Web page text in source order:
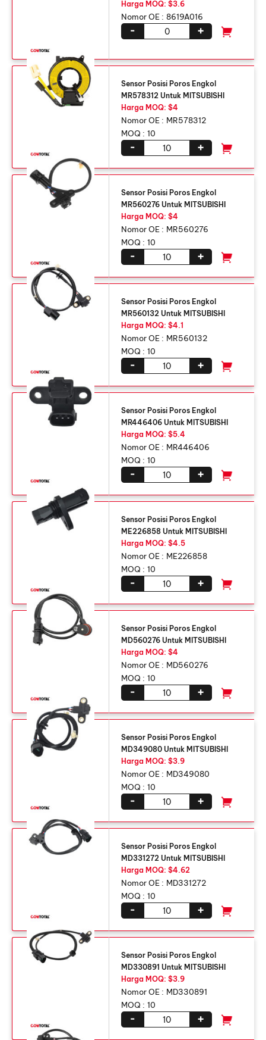
Harga MOQ: $3.6
Nomor OE : 8619A016
+
-
Sensor Posisi Poros Engkol
MR578312 Untuk MITSUBISHI
Harga MOQ: $4
Nomor OE : MR578312
MOQ : 10
+
-
Sensor Posisi Poros Engkol
MR560276 Untuk MITSUBISHI
Harga MOQ: $4
Nomor OE : MR560276
MOQ : 10
+
-
Sensor Posisi Poros Engkol
MR560132 Untuk MITSUBISHI
Harga MOQ: $4.1
Nomor OE : MR560132
MOQ : 10
+
-
Sensor Posisi Poros Engkol
MR446406 Untuk MITSUBISHI
Harga MOQ: $5.4
Nomor OE : MR446406
MOQ : 10
+
-
Sensor Posisi Poros Engkol
ME226858 Untuk MITSUBISHI
Harga MOQ: $4.5
Nomor OE : ME226858
MOQ : 10
+
-
Sensor Posisi Poros Engkol
MD560276 Untuk MITSUBISHI
Harga MOQ: $4
Nomor OE : MD560276
MOQ : 10
+
-
Sensor Posisi Poros Engkol
MD349080 Untuk MITSUBISHI
Harga MOQ: $3.9
Nomor OE : MD349080
MOQ : 10
+
-
Sensor Posisi Poros Engkol
MD331272 Untuk MITSUBISHI
Harga MOQ: $4.62
Nomor OE : MD331272
MOQ : 10
+
-
Sensor Posisi Poros Engkol
MD330891 Untuk MITSUBISHI
Harga MOQ: $3.9
Nomor OE : MD330891
MOQ : 10
+
-